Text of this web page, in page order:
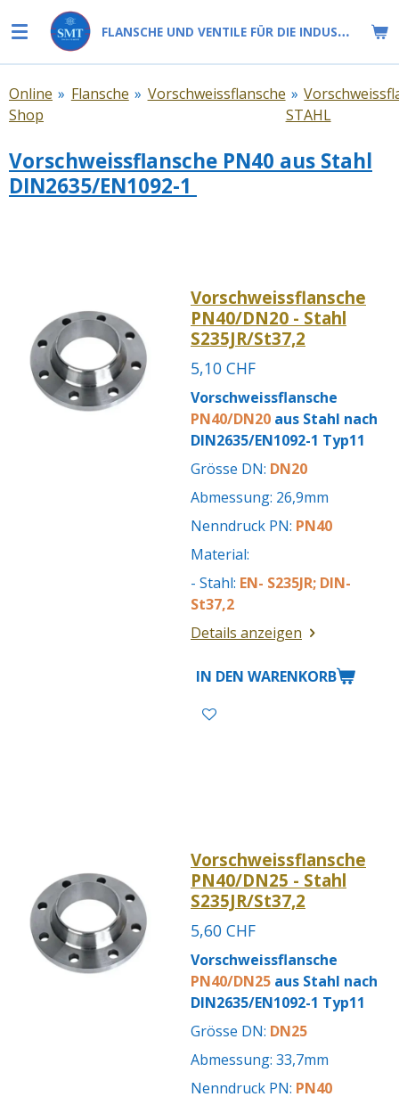
Hauptinhalt
springen
FLANSCHE UND VENTILE FÜR DIE INDUSTRIE
Online
Shop
» Flansche » Vorschweissflansche »
STAHL
Vorschweissflansche PN40 aus Stahl
DIN2635/EN1092-1
Vorschweissflansche
PN40/DN20 - Stahl
S235JR/St37,2
5,10 CHF
Vorschweissflansche
PN40/DN20 aus Stahl nach
DIN2635/EN1092-1 Typ11
Grösse DN: DN20
Abmessung: 26,9mm
Nenndruck PN: PN40
Material:
- Stahl: EN- S235JR; DIN-
St37,2
Details anzeigen
IN DEN WARENKORB
Vorschweissflansche
PN40/DN25 - Stahl
S235JR/St37,2
5,60 CHF
Vorschweissflansche
PN40/DN25 aus Stahl nach
DIN2635/EN1092-1 Typ11
Grösse DN: DN25
Abmessung: 33,7mm
Nenndruck PN: PN40